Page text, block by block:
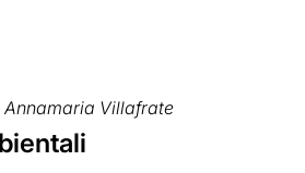
Annamaria Villafrate